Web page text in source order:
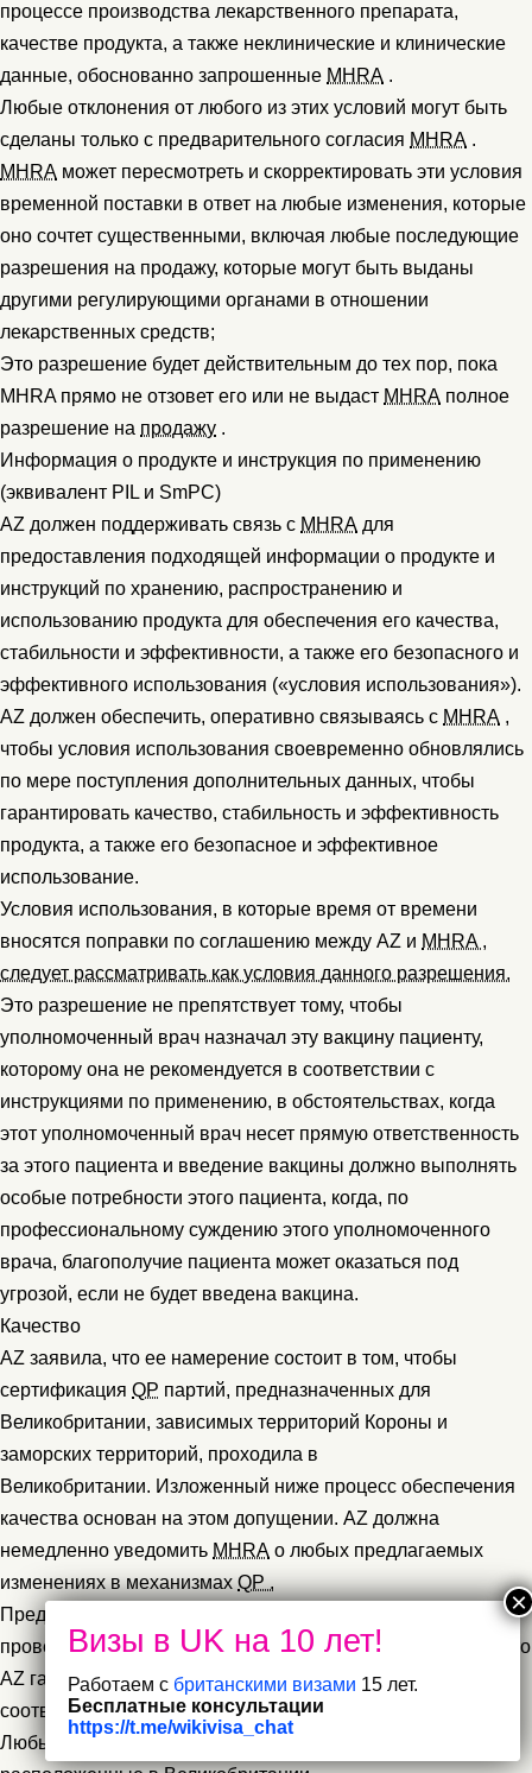
процессе производства лекарственного препарата,
качестве продукта, а также неклинические и клинические
данные, обоснованно запрошенные MHRA .
Любые отклонения от любого из этих условий могут быть
сделаны только с предварительного согласия MHRA .
MHRA может пересмотреть и скорректировать эти условия
временной поставки в ответ на любые изменения, которые
оно сочтет существенными, включая любые последующие
разрешения на продажу, которые могут быть выданы
другими регулирующими органами в отношении
лекарственных средств;
Это разрешение будет действительным до тех пор, пока
MHRA прямо не отзовет его или не выдаст MHRA полное
разрешение на продажу .
Информация о продукте и инструкция по применению
(эквивалент PIL и SmPC)
AZ должен поддерживать связь с MHRA для
предоставления подходящей информации о продукте и
инструкций по хранению, распространению и
использованию продукта для обеспечения его качества,
стабильности и эффективности, а также его безопасного и
эффективного использования («условия использования»).
AZ должен обеспечить, оперативно связываясь с MHRA ,
чтобы условия использования своевременно обновлялись
по мере поступления дополнительных данных, чтобы
гарантировать качество, стабильность и эффективность
продукта, а также его безопасное и эффективное
использование.
Условия использования, в которые время от времени
вносятся поправки по соглашению между AZ и MHRA ,
следует рассматривать как условия данного разрешения.
Это разрешение не препятствует тому, чтобы
уполномоченный врач назначал эту вакцину пациенту,
которому она не рекомендуется в соответствии с
инструкциями по применению, в обстоятельствах, когда
этот уполномоченный врач несет прямую ответственность
за этого пациента и введение вакцины должно выполнять
особые потребности этого пациента, когда, по
профессиональному суждению этого уполномоченного
врача, благополучие пациента может оказаться под
угрозой, если не будет введена вакцина.
Качество
AZ заявила, что ее намерение состоит в том, чтобы
сертификация QP партий, предназначенных для
Великобритании, зависимых территорий Короны и
заморских территорий, проходила в
Великобритании. Изложенный ниже процесс обеспечения
качества основан на этом допущении. AZ должна
немедленно уведомить MHRA о любых предлагаемых
изменениях в механизмахQP .
Предлагаемая поставка разрешена при условии
проведения серийных испытаний NIBSC и при условии, что
AZ гарантирует, что полный жизненный цикл продукта
соответствует следующим условиям:
Любые импортные или производственные предприятия,
Работаем с британскими визами 15 лет.
Бесплатные консультации
https://t.me/wikivisa_chat